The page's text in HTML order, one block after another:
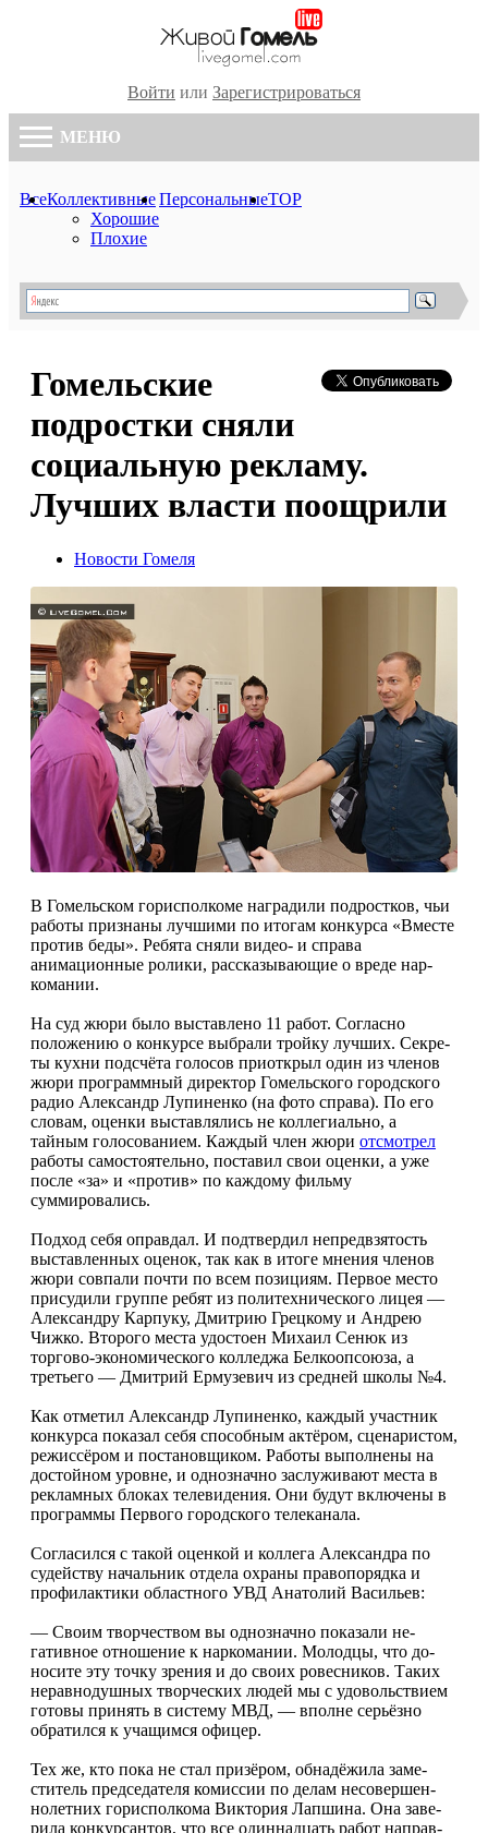
Войти или Зарегистрироваться
МЕНЮ
ВсеКоллективные
Хорошие
Плохие
ПерсональныеTOP
Гомельские
подростки сняли
социальную рекламу.
Лучших власти поощрили
Новости Гомеля
В Гомельском горисполкоме наградили подростков, чьи
работы признаны лучшими по итогам конкурса «Вместе
против беды». Ребята сняли видео- и справа
анимационные ролики, рассказывающие о вреде нар­
комании.
На суд жюри было выставлено 11 работ. Согласно
положению о конкурсе выбрали тройку лучших. Секре­
ты кухни подсчёта голосов приоткрыл один из членов
жюри программный директор Гомельского городско­го
радио Александр Лупиненко (на фото справа). По его
сло­вам, оценки выставлялись не коллегиально, а
тайным голосованием. Каждый член жюри отсмотрел
работы самостоятельно, поставил свои оценки, а уже
после «за» и «против» по каждому фильму
суммировались.
Подход себя оправдал. И подтвердил непредвзятость
выставленных оценок, так как в итоге мнения членов
жюри совпали почти по всем позициям. Первое ме­сто
присудили группе ребят из политехнического ли­цея —
Александру Карпуку, Дмитрию Грецкому и Ан­дрею
Чижко. Второго места удостоен Михаил Сенюк из
торгово-экономического колледжа Белкоопсоюза, а
третьего — Дмитрий Ермузевич из средней школы №4.
Как отметил Александр Лупиненко, каждый участ­ник
конкурса показал себя способным актёром, сцена­ристом,
режиссёром и постановщиком. Работы выпол­нены на
достойном уровне, и однозначно заслужива­ют места в
рекламных блоках телевидения. Они будут включены в
программы Первого городского телеканала.
Согласился с такой оценкой и коллега Александра по
судейству начальник отдела охраны правопорядка и
профилактики областного УВД Анатолий Васильев:
— Своим творчеством вы однозначно показали не­
гативное отношение к наркомании. Молодцы, что до­
носите эту точку зрения и до своих ровесников. Таких
неравнодушных творческих людей мы с удовольстви­ем
готовы принять в систему МВД, — вполне серьёз­но
обратился к учащимся офицер.
Тех же, кто пока не стал призёром, обнадёжила заме­
ститель председателя комиссии по делам несовершен­
нолетних горисполкома Виктория Лапшина. Она заве­
рила конкурсантов, что все одиннадцать работ направ­